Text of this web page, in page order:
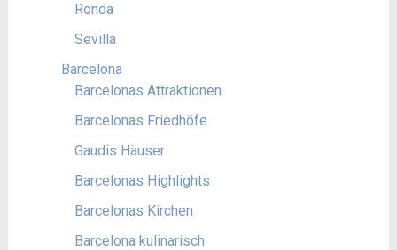
Ronda
Sevilla
Barcelona
Barcelonas Attraktionen
Barcelonas Friedhöfe
Gaudis Häuser
Barcelonas Highlights
Barcelonas Kirchen
Barcelona kulinarisch